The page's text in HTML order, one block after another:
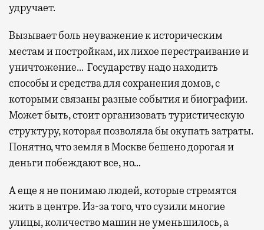
удручает.
Вызывает боль неуважение к историческим
местам и постройкам, их лихое перестраивание и
уничтожение… Государству надо находить
способы и средства для сохранения домов, с
которыми связаны разные события и биографии.
Может быть, стоит организовать туристическую
структуру, которая позволяла бы окупать затраты.
Понятно, что земля в Москве бешено дорогая и
деньги побеждают все, но…
А еще я не понимаю людей, которые стремятся
жить в центре. Из-за того, что сузили многие
улицы, количество машин не уменьшилось, а